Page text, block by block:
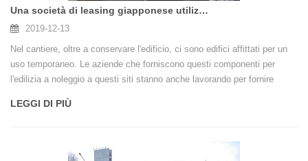
Una società di leasing giapponese utilizza RFID per migliorare la qualità della gestione dei prodott
2019-12-13
Nel cantiere, oltre a conservare l'edificio, ci sono edifici affittati per un
uso temporaneo. Le aziende che forniscono questi componenti per
l'edilizia a noleggio a questi siti stanno anche lavorando per fornire
LEGGI DI PIÙ